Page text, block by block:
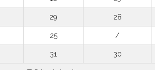
29 28
25 /
31 30